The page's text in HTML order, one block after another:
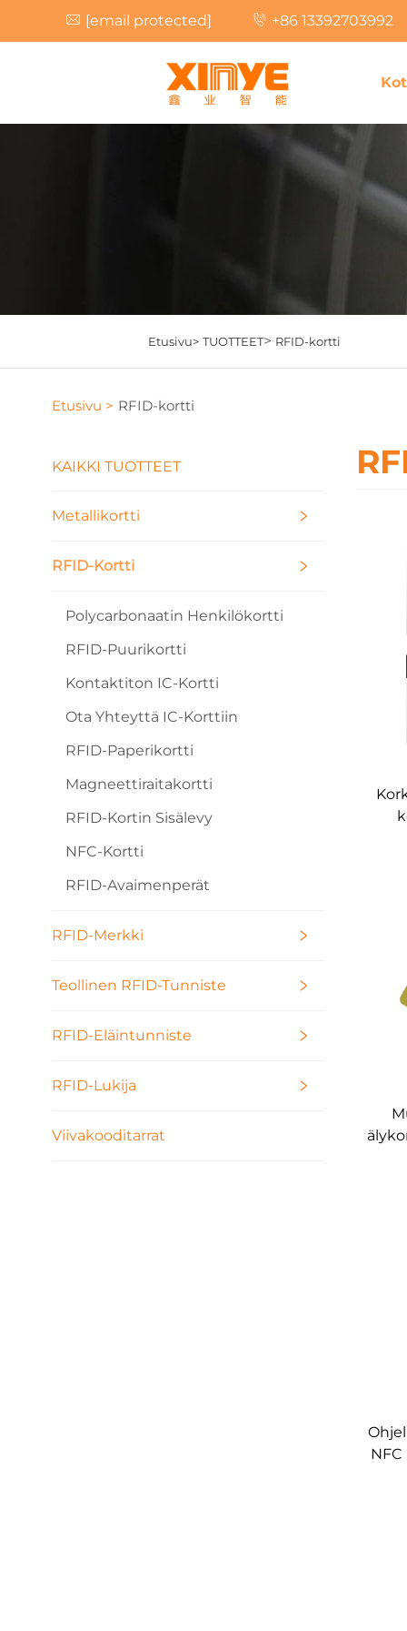
[email protected] +86 13392703992
Etusivu> TUOTTEET> RFID-kortti
Etusivu > RFID-kortti
KAIKKI TUOTTEET
Metallikortti
RFID-Kortti
Polycarbonaatin Henkilökortti
RFID-Puurikortti
Kontaktiton IC-Kortti
Ota Yhteyttä IC-Korttiin
RFID-Paperikortti
Magneettiraitakortti
RFID-Kortin Sisälevy
NFC-Kortti
RFID-Avaimenperät
RFID-Merkki
Teollinen RFID-Tunniste
RFID-Eläintunniste
RFID-Lukija
Viivakooditarrat